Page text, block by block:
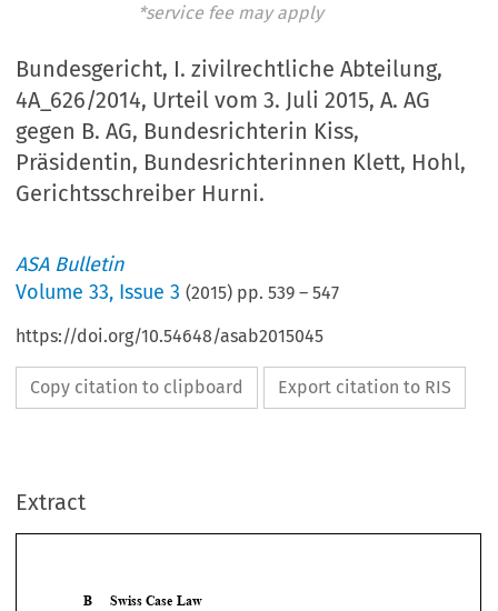
*service fee may apply
Bundesgericht, I. zivilrechtliche Abteilung,
4A_626/2014, Urteil vom 3. Juli 2015, A. AG
gegen B. AG, Bundesrichterin Kiss,
Präsidentin, Bundesrichterinnen Klett, Hohl,
Gerichtsschreiber Hurni.
ASA Bulletin
Volume33, Issue 3 (2015) pp.539 –547
https://doi.org/10.54648/asab2015045
Copy citation to clipboard Export citation to RIS
Extract

WISS EDERAL SUPREME